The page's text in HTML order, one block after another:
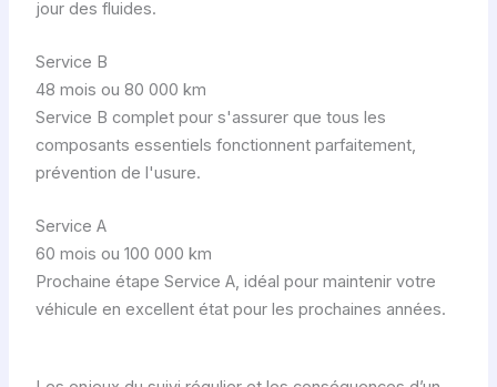
jour des fluides.
Service B
48 mois ou 80 000 km
Service B complet pour s'assurer que tous les
composants essentiels fonctionnent parfaitement,
prévention de l'usure.
Service A
60 mois ou 100 000 km
Prochaine étape Service A, idéal pour maintenir votre
véhicule en excellent état pour les prochaines années.